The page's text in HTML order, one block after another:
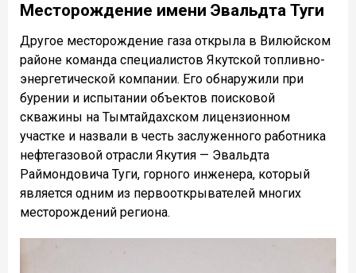
Месторождение имени Эвальдта Туги
Другое месторождение газа открыла в Вилюйском
районе команда специалистов Якутской топливно-
энергетической компании. Его обнаружили при
бурении и испытании объектов поисковой
скважины на Тымтайдахском лицензионном
участке и назвали в честь заслуженного работника
нефтегазовой отрасли Якутия — Эвальдта
Раймондовича Туги, горного инженера, который
является одним из первооткрывателей многих
месторождений региона.